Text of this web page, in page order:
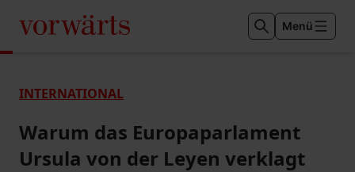
Menü
INTERNATIONAL
Warum das Europaparlament
Ursula von der Leyen verklagt